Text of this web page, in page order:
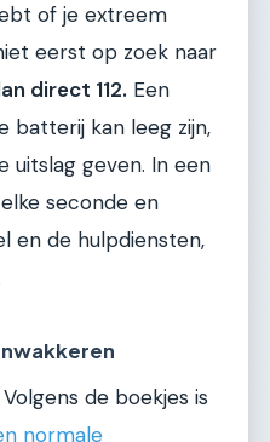
of je extreem
eerst op zoek naar
direct 112. Een
batterij kan leeg zijn,
uitslag geven. In een
seconde en
en de hulpdiensten,
de boekjes is
normale